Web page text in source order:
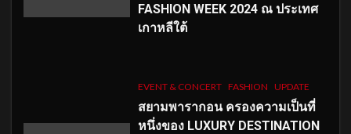
FASHION WEEK 2024 ณ ประเทศ
เกาหลีใต้
EVENT & CONCERT FASHION UPDATE
สยามพารากอน ครองความเป็นที่
หนึ่งของ LUXURY DESTINATION